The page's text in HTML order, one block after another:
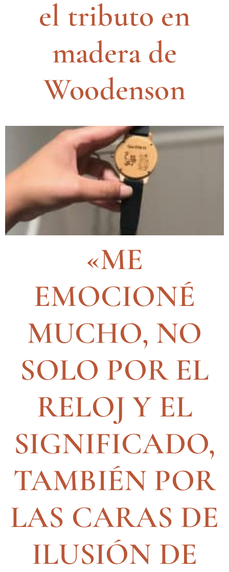
el tributo en
madera de
Woodenson
«ME
EMOCIONÉ
MUCHO, NO
SOLO POR EL
RELOJ Y EL
SIGNIFICADO,
TAMBIÉN POR
LAS CARAS DE
ILUSIÓN DE